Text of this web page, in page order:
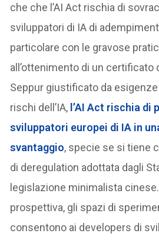
che che l’AI Act rischia di
sviluppatori di IA di
particolare con le gravose
all’ottenimento di un certificato
Seppur giustificato da
rischi dell’IA, l’AI Act rischia di
sviluppatori europei di IA in
svantaggio, specie se si tiene
di deregulation adottata dagli
legislazione minimalista
prospettiva, gli spazi di
consentono ai developers di